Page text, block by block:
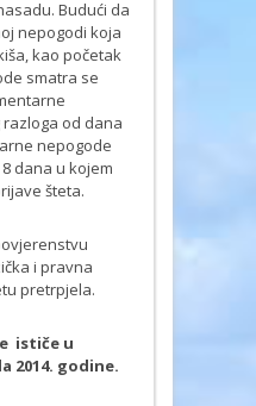
Budući da
nepogodi koja
kao početak
smatra se
od dana
nepogode
dana u kojem
šteta.
i pravna
pretrpjela.
ističe u
2014. godine.